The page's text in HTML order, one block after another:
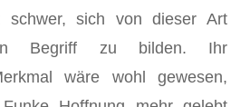
schwer, sich von dieser Art
Begriff zu bilden. Ihr
wäre wohl gewesen,